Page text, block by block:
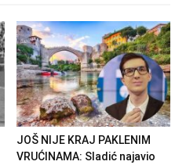
JOŠ NIJE KRAJ PAKLENIM
VRUĆINAMA: Sladić najavio